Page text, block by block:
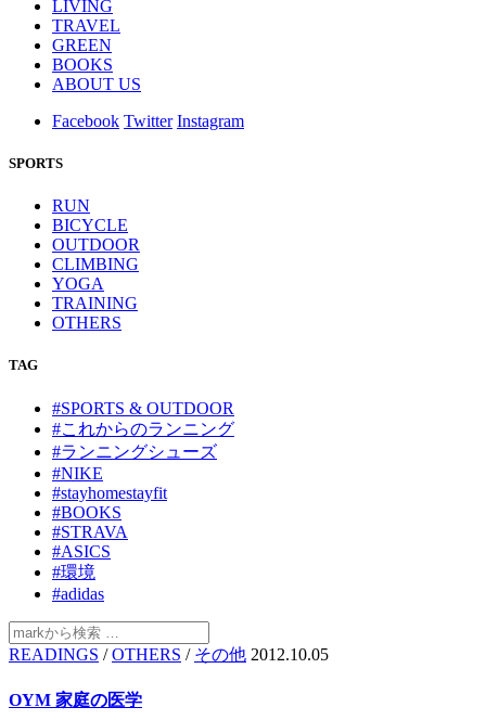
LIVING
TRAVEL
GREEN
BOOKS
ABOUT US
Facebook Twitter Instagram
SPORTS
RUN
BICYCLE
OUTDOOR
CLIMBING
YOGA
TRAINING
OTHERS
TAG
#SPORTS & OUTDOOR
#これからのランニング
#ランニングシューズ
#NIKE
#stayhomestayfit
#BOOKS
#STRAVA
#ASICS
#環境
#adidas
READINGS /OTHERS / その他 2012.10.05
OYM 家庭の医学